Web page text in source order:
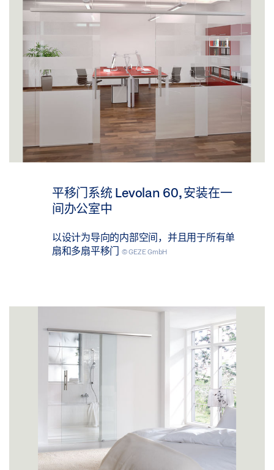
平移门系统 Levolan 60, 安装在一
间办公室中
以设计为导向的内部空间，并且用于所有单
扇和多扇平移门 © GEZE GmbH